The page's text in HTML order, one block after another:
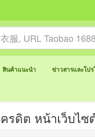
สินค้าแนะนำ ข่าวสารและโป
รดิต หน้าเว็บไซ